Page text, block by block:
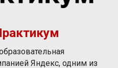
Яндекс, одним из